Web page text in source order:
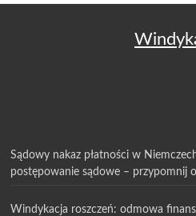
Sądowy nakaz płatności w
postępowanie sądowe – przypomnij
Windykacja roszczeń: odmowa